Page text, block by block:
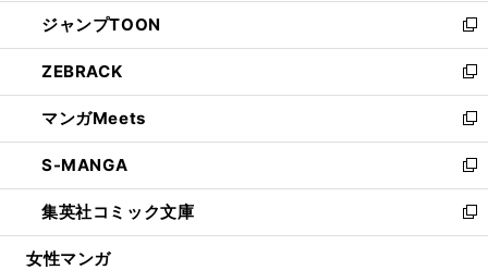
く
で
開
く
ド
ウ
で
開
く
ウ
ィ
ン
ド
ウ
で
開
く
し
い
ウ
ィ
ン
ド
ウ
で
開
く
ジャンプTOON
新
し
い
ウ
ィ
ン
ド
ウ
で
開
ZEBRACK
新
し
い
ウ
ィ
ン
ド
ウ
マンガMeets
新
し
い
ウ
ィ
ン
S-MANGA
新
し
い
ウ
集英社コミック文庫
新
し
女性マンガ